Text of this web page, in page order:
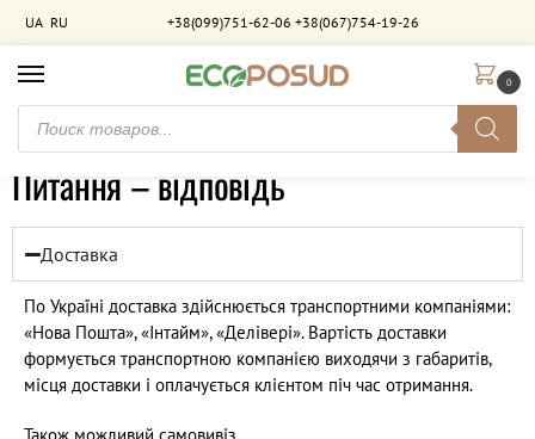
UA RU +38(099)751-62-06 +38(067)754-19-26
0
Главная / Вопрос-ответ
Питання – відповідь
Доставка
По Україні доставка здійснюється транспортними компаніями:
«Нова Пошта», «Інтайм», «Делівері». Вартість доставки
формується транспортною компанією виходячи з габаритів,
місця доставки і оплачується клієнтом піч час отримання.
Також можливий самовивіз.